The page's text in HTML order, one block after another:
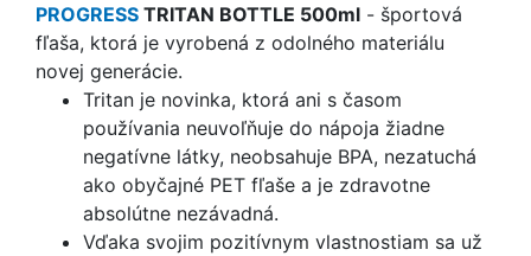
PROGRESS TRITAN BOTTLE 500ml - športová
fľaša, ktorá je vyrobená z odolného materiálu
novej generácie.
Tritan je novinka, ktorá ani s časom
používania neuvoľňuje do nápoja žiadne
negatívne látky, neobsahuje BPA, nezatuchá
ako obyčajné PET fľaše a je zdravotne
absolútne nezávadná.
Vďaka svojim pozitívnym vlastnostiam sa už